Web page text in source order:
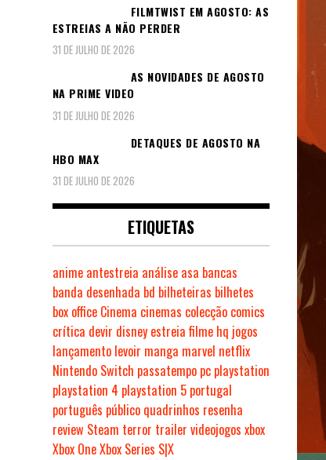
FILMTWIST EM AGOSTO: AS
ESTREIAS A NÃO PERDER
31 DE JULHO DE 2026
AS NOVIDADES DE AGOSTO
NA PRIME VIDEO
31 DE JULHO DE 2026
DETAQUES DE AGOSTO NA
HBO MAX
31 DE JULHO DE 2026
ETIQUETAS
anime antestreia análise asa bancas
banda desenhada bd bilheteiras bilhetes
box office Cinema cinemas colecção comics
crítica devir disney estreiafilme hq jogos
lançamento levoir manga marvel netflix
Nintendo Switch passatempo pc playstation
playstation 4 playstation 5 portugal
português público quadrinhos resenha
review Steam terror trailer videojogos xbox
Xbox OneXbox Series S|X